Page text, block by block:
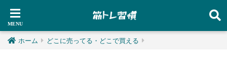
ホーム どこに売ってる・どこで買える